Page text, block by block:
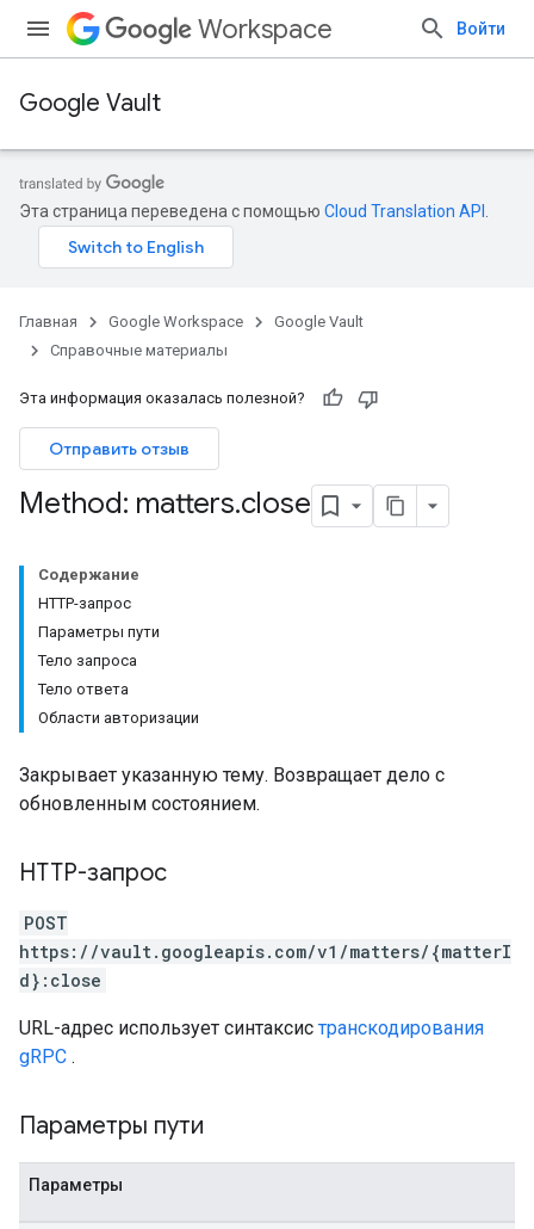
Workspace Войти
Google Vault
Эта страница переведена с помощью Cloud Translation API
Главная Google Workspace
Google Vault
Справочные материалы
Эта информация оказалась полезной?
Отправить отзыв
Method: matters.close
Содержание
HTTP-запрос
Параметры пути
Тело запроса
Тело ответа
Области авторизации
Закрывает указанную тему. Возвращает дело с
обновленным состоянием.
HTTP-запрос
POST
https://vault.googleapis.com/v1/matters/{matterI
d}:close
URL-адрес использует синтаксис транскодирования
gRPC .
Параметры пути
Параметры